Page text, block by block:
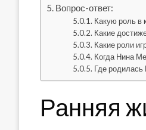
Вопрос-ответ:
Какую роль в
Какие
Какие роли
Когда Нина
Где
Ранняя